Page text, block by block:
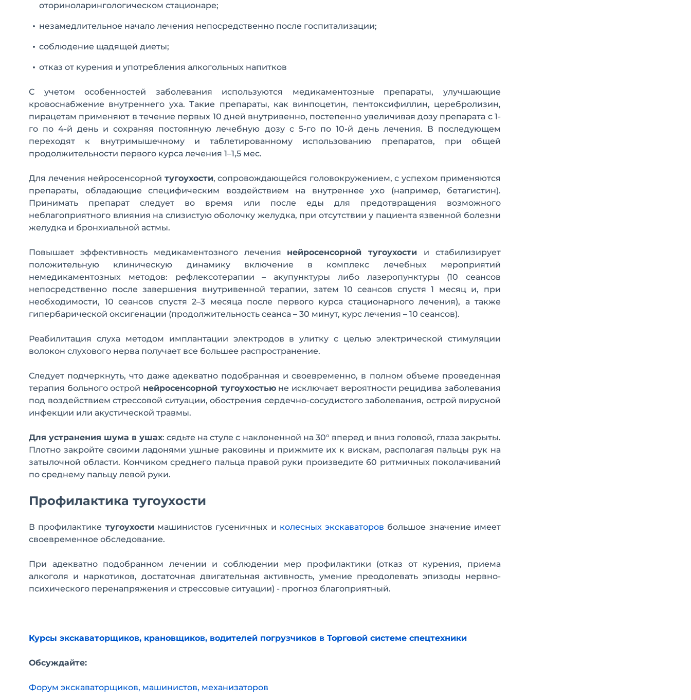
оториноларингологическом стационаре;
незамедлительное начало лечения непосредственно после госпитализации;
соблюдение щадящей диеты;
отказ от курения и употребления алкогольных напитков
С учетом особенностей заболевания используются медикаментозные препараты, улучшающие
кровоснабжение внутреннего уха. Такие препараты, как винпоцетин, пентоксифиллин, церебролизин,
пирацетам применяют в течение первых 10 дней внутривенно, постепенно увеличивая дозу препарата с 1-
го по 4-й день и сохраняя постоянную лечебную дозу с 5-го по 10-й день лечения. В последующем
переходят к внутримышечному и таблетированному использованию препаратов, при общей
продолжительности первого курса лечения 1–1,5 мес.
Для лечения нейросенсорной тугоухости, сопровождающейся головокружением, с успехом применяются
препараты, обладающие специфическим воздействием на внутреннее ухо (например, бетагистин).
Принимать препарат следует во время или после еды для предотвращения возможного
неблагоприятного влияния на слизистую оболочку желудка, при отсутствии у пациента язвенной болезни
желудка и бронхиальной астмы.
Повышает эффективность медикаментозного лечения нейросенсорной тугоухости и стабилизирует
положительную клиническую динамику включение в комплекс лечебных мероприятий
немедикаментозных методов: рефлексотерапии – акупунктуры либо лазеропунктуры (10 сеансов
непосредственно после завершения внутривенной терапии, затем 10 сеансов спустя 1 месяц и, при
необходимости, 10 сеансов спустя 2–3 месяца после первого курса стационарного лечения), а также
гипербарической оксигенации (продолжительность сеанса – 30 минут, курс лечения – 10 сеансов).
Реабилитация слуха методом имплантации электродов в улитку с целью электрической стимуляции
волокон слухового нерва получает все большее распространение.
Следует подчеркнуть, что даже адекватно подобранная и своевременно, в полном объеме проведенная
терапия больного острой нейросенсорной тугоухостьюне исключает вероятности рецидива заболевания
под воздействием стрессовой ситуации, обострения сердечно-сосудистого заболевания, острой вирусной
инфекции или акустической травмы.
Для устранения шума в ушах: сядьте на стуле с наклоненной на 30° вперед и вниз головой, глаза закрыты.
Плотно закройте своими ладонями ушные раковины и прижмите их к вискам, располагая пальцы рук на
затылочной области. Кончиком среднего пальца правой руки произведите 60 ритмичных поколачиваний
по среднему пальцу левой руки.
Профилактика тугоухости
В профилактике тугоухостимашинистов гусеничных и колесных экскаваторов большое значение имеет
своевременное обследование.
При адекватно подобранном лечении и соблюдении мер профилактики (отказ от курения, приема
алкоголя и наркотиков, достаточная двигательная активность, умение преодолевать эпизоды нервно-
психического перенапряжения и стрессовые ситуации) - прогноз благоприятный.
Курсы экскаваторщиков, крановщиков, водителей погрузчиков в Торговой системе спецтехники
Обсуждайте:
Форум экскаваторщиков, машинистов, механизаторов